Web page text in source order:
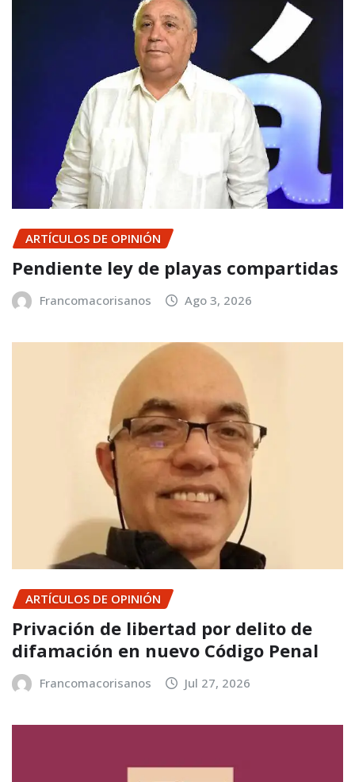
ARTÍCULOS DE OPINIÓN
Pendiente ley de playas compartidas
Francomacorisanos Ago 3, 2026
ARTÍCULOS DE OPINIÓN
Privación de libertad por delito de
difamación en nuevo Código Penal
Francomacorisanos Jul 27, 2026